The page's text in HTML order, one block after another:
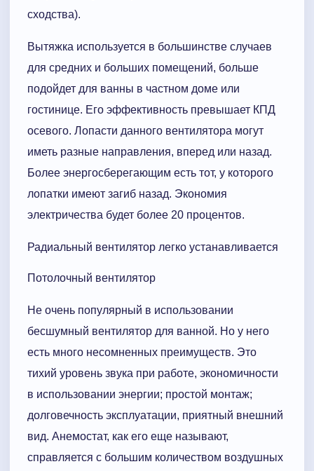
сходства).
Вытяжка используется в большинстве случаев
для средних и больших помещений, больше
подойдет для ванны в частном доме или
гостинице. Его эффективность превышает КПД
осевого. Лопасти данного вентилятора могут
иметь разные направления, вперед или назад.
Более энергосберегающим есть тот, у которого
лопатки имеют загиб назад. Экономия
электричества будет более 20 процентов.
Радиальный вентилятор легко устанавливается
Потолочный вентилятор
Не очень популярный в использовании
бесшумный вентилятор для ванной. Но у него
есть много несомненных преимуществ. Это
тихий уровень звука при работе, экономичности
в использовании энергии; простой монтаж;
долговечность эксплуатации, приятный внешний
вид. Анемостат, как его еще называют,
справляется с большим количеством воздушных